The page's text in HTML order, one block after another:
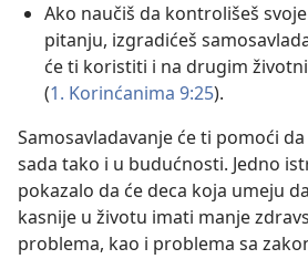
Ako naučiš da kontrolišeš
pitanju, izgradićeš
će ti koristiti i na drugim
(1. Korinćanima 9:25).
Samosavladavanje će ti pomoći
sada tako i u budućnosti. Jedno
pokazalo da će deca koja umeju
kasnije u životu imati manje
problema, kao i problema sa